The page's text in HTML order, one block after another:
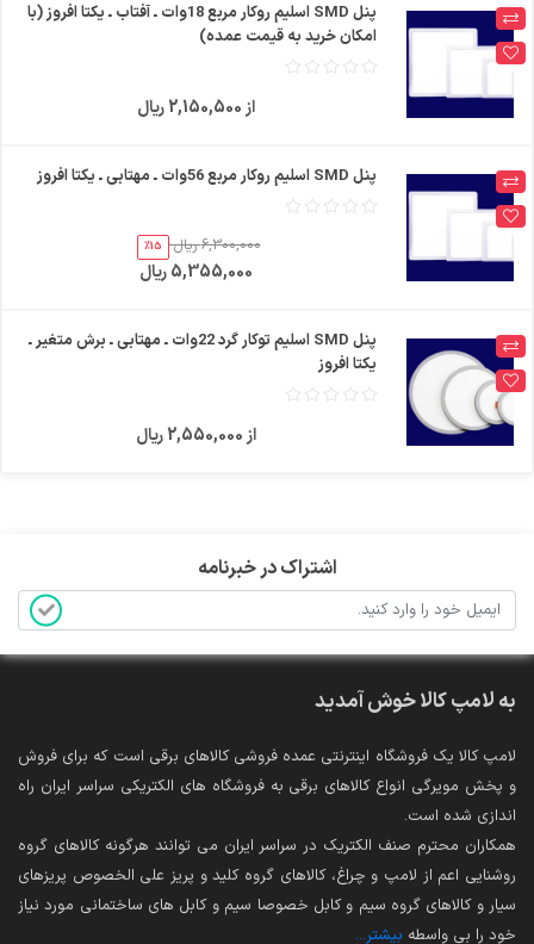
پنل SMD اسلیم روکار مربع 18وات ـ آفتاب ـ یکتا افروز (با
امکان خرید به قیمت عمده)
از 2,150,500 ریال
پنل SMD اسلیم روکار مربع 56وات ـ مهتابی ـ یکتا افروز
6,300,000 ریال %15
5,355,000 ریال
پنل SMD اسلیم توکار گرد 22وات ـ مهتابی ـ برش متغیر ـ
یکتا افروز
از 2,550,000 ریال
اشتراک در خبرنامه
به لامپ کالا خوش آمدید
لامپ کالا یک فروشگاه اینترنتی عمده فروشی کالاهای برقی است که برای فروش
و پخش مویرگی انواع کالاهای برقی به فروشگاه های الکتریکی سراسر ایران راه
اندازی شده است.
همکاران محترم صنف الکتریک در سراسر ایران می توانند هرگونه کالاهای گروه
روشنایی اعم از لامپ و چراغ، کالاهای گروه کلید و پریز علی الخصوص پریزهای
سیار و کالاهای گروه سیم و کابل خصوصا سیم و کابل های ساختمانی مورد نیاز
خود را بی واسطه بیشتر...